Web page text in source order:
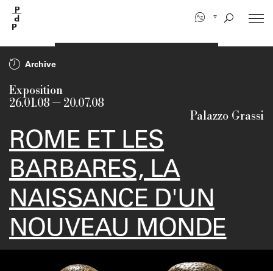
contenu
principal
Archive
Exposition
26.01.08 — 20.07.08
Palazzo Grassi
ROME ET LES
BARBARES, LA
NAISSANCE D'UN
NOUVEAU MONDE